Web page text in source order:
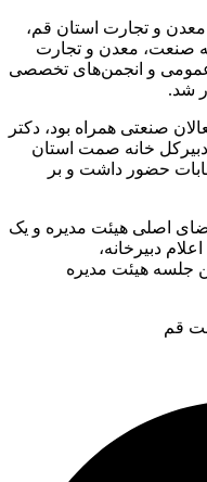
و تجارت استان قم،
صنعت، معدن و تجارت
و انجمن‌های تخصصی
صنعتی همراه بود، دکتر
دبیرکل خانه صمت استان
حضور داشت و بر
۷ نفر به‌عنوان اعضای اصلی هیئت مدیره و یک
دبیرخانه،
جلسه هیئت مدیره
قم